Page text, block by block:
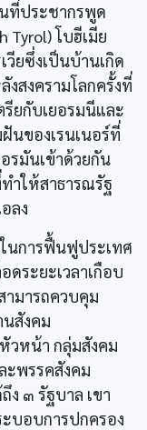
ที่ประชากรพูด
Tyrol) โบฮีเมีย
วียซึ่งเป็นบ้านเกิด
งสงครามโลกครั้งที่
ยกับเยอรมนีและ
นของเรนเนอร์ที่
รมันเข้าด้วยกัน
ำให้สาธารณรัฐ
ลง
นการฟื้นฟูประเทศ
ดระยะเวลาเกือบ
ามารถควบคุม
สังคม
วหน้า กลุ่มสังคม
ะพรรคสังคม
ง ๓ รัฐบาล เขา
บอบการปกครอง